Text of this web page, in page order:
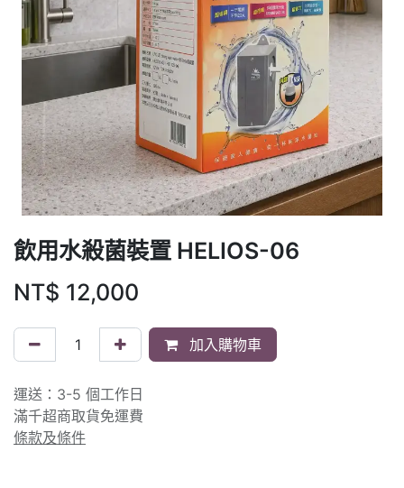
飲用水殺菌裝置 HELIOS-06
NT$ 12,000
加入購物車
運送：3-5 個工作日
滿千超商取貨免運費
條款及條件